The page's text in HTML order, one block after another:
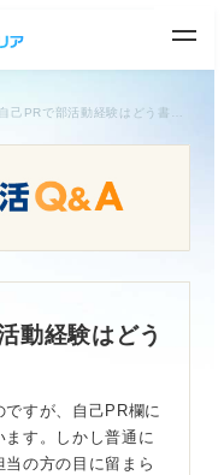
動経験はどう
すが、自己PR欄に
す。しかし普通に
の方の目に留まら